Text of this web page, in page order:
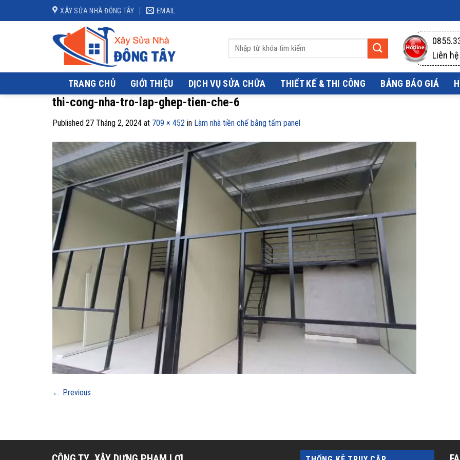
to
XÂY SỬA NHÀ ĐÔNG TÂY EMAIL
Liên
TRANG CHỦ GIỚI THIỆU DỊCH VỤ SỬA CHỮA THIẾT KẾ & THI CÔNG BẢNG BÁO GIÁ
thi-cong-nha-tro-lap-ghep-tien-che-6
Published 27 Tháng 2, 2024 at 709 × 452 in Làm nhà tiền chế bằng tấm panel
← Previous